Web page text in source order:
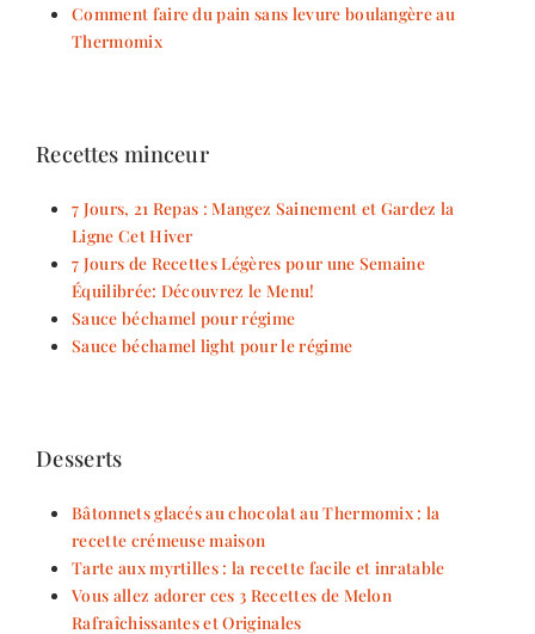
Comment faire du pain sans levure boulangère au
Thermomix
Recettes minceur
7 Jours, 21 Repas : Mangez Sainement et Gardez la
Ligne Cet Hiver
7 Jours de Recettes Légères pour une Semaine
Équilibrée: Découvrez le Menu!
Sauce béchamel pour régime
Sauce béchamel light pour le régime
Desserts
Bâtonnets glacés au chocolat au Thermomix : la
recette crémeuse maison
Tarte aux myrtilles : la recette facile et inratable
Vous allez adorer ces 3 Recettes de Melon
Rafraîchissantes et Originales